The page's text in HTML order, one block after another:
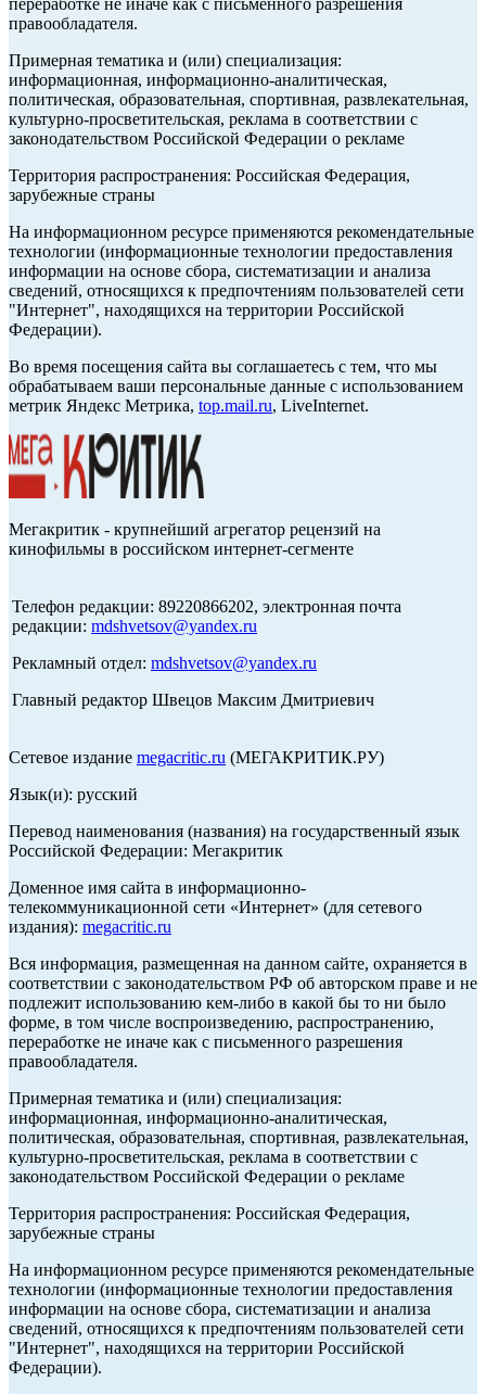
переработке не иначе как с письменного разрешения
правообладателя.
Примерная тематика и (или) специализация:
информационная, информационно-аналитическая,
политическая, образовательная, спортивная, развлекательная,
культурно-просветительская, реклама в соответствии с
законодательством Российской Федерации о рекламе
Территория распространения: Российская Федерация,
зарубежные страны
На информационном ресурсе применяются рекомендательные
технологии (информационные технологии предоставления
информации на основе сбора, систематизации и анализа
сведений, относящихся к предпочтениям пользователей сети
"Интернет", находящихся на территории Российской
Федерации).
Во время посещения сайта вы соглашаетесь с тем, что мы
обрабатываем ваши персональные данные с использованием
метрик Яндекс Метрика, top.mail.ru, LiveInternet.
Мегакритик - крупнейший агрегатор рецензий на
кинофильмы в российском интернет-сегменте
Телефон редакции: 89220866202, электронная почта
редакции: mdshvetsov@yandex.ru
Рекламный отдел: mdshvetsov@yandex.ru
Главный редактор Швецов Максим Дмитриевич
Сетевое издание megacritic.ru (МЕГАКРИТИК.РУ)
Язык(и): русский
Перевод наименования (названия) на государственный язык
Российской Федерации: Мегакритик
Доменное имя сайта в информационно-
телекоммуникационной сети «Интернет» (для сетевого
издания): megacritic.ru
Вся информация, размещенная на данном сайте, охраняется в
соответствии с законодательством РФ об авторском праве и не
подлежит использованию кем-либо в какой бы то ни было
форме, в том числе воспроизведению, распространению,
переработке не иначе как с письменного разрешения
правообладателя.
Примерная тематика и (или) специализация:
информационная, информационно-аналитическая,
политическая, образовательная, спортивная, развлекательная,
культурно-просветительская, реклама в соответствии с
законодательством Российской Федерации о рекламе
Территория распространения: Российская Федерация,
зарубежные страны
На информационном ресурсе применяются рекомендательные
технологии (информационные технологии предоставления
информации на основе сбора, систематизации и анализа
сведений, относящихся к предпочтениям пользователей сети
"Интернет", находящихся на территории Российской
Федерации).